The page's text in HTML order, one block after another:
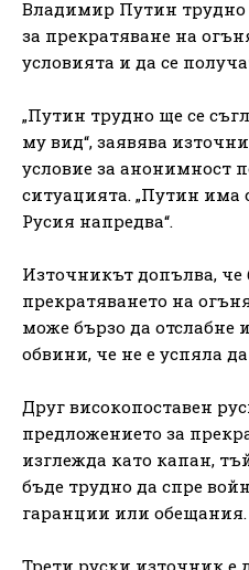
Владимир Путин трудно
за прекратяване на
условията и да се
„Путин трудно ще се
му вид“, заявява
условие за анонимност
ситуацията. „Путин има
Русия напредва“.
Източникът допълва, че
прекратяването на
може бързо да отслабне
обвини, че не е успяла
Друг високопоставен
предложението за
изглежда като капан,
бъде трудно да спре
гаранции или обещания.
Трети руски източник е